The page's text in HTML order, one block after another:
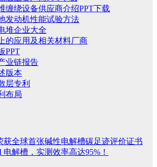
缠绕设备供应商介绍PPT下载
发动机性能试验方法
堆企业大全
的应用及相关材料厂商
PPT
业链报告
版本
层专利
布局
获全球首张碱性电解槽碳足迹评价证书
解槽，实测效率高达95%！